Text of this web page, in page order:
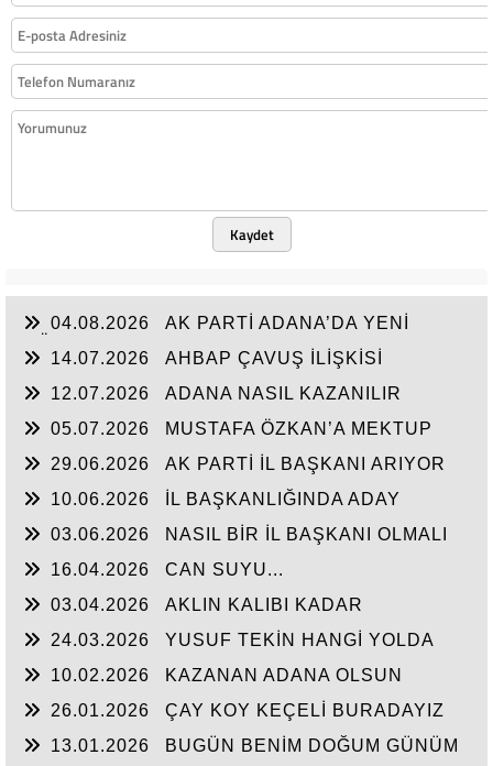
Kaydet
04.08.2026
AK PARTİ ADANA’DA YENİ
14.07.2026
AHBAP ÇAVUŞ İLİŞKİSİ
12.07.2026
ADANA NASIL KAZANILIR
05.07.2026
MUSTAFA ÖZKAN’A MEKTUP
29.06.2026
AK PARTİ İL BAŞKANI ARIYOR
10.06.2026
İL BAŞKANLIĞINDA ADAY
03.06.2026
NASIL BİR İL BAŞKANI OLMALI
16.04.2026
CAN SUYU...
03.04.2026
AKLIN KALIBI KADAR
24.03.2026
YUSUF TEKİN HANGİ YOLDA
10.02.2026
KAZANAN ADANA OLSUN
26.01.2026
ÇAY KOY KEÇELİ BURADAYIZ
13.01.2026
BUGÜN BENİM DOĞUM GÜNÜM